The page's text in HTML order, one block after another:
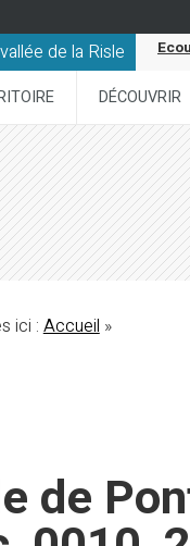
vallée de la Risle
DÉCOUVRIR
ici :Accueil»
de